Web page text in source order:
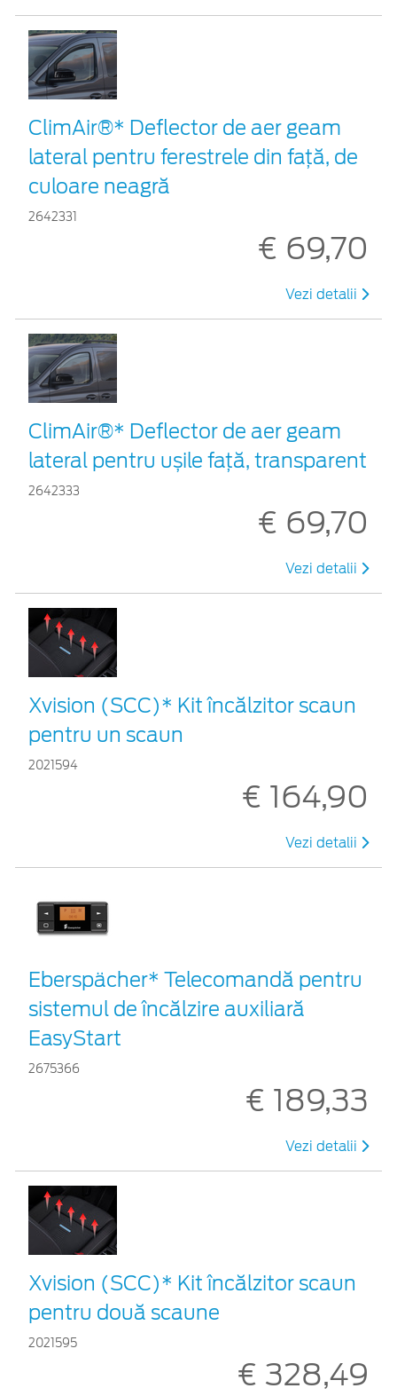
ClimAir®* Deflector de aer geam
lateral pentru ferestrele din față, de
culoare neagră
2642331
€ 69,70
Vezi detalii
ClimAir®* Deflector de aer geam
lateral pentru ușile față, transparent
2642333
€ 69,70
Vezi detalii
Xvision (SCC)* Kit încălzitor scaun
pentru un scaun
2021594
€ 164,90
Vezi detalii
Eberspächer* Telecomandă pentru
sistemul de încălzire auxiliară
EasyStart
2675366
€ 189,33
Vezi detalii
Xvision (SCC)* Kit încălzitor scaun
pentru două scaune
2021595
€ 328,49